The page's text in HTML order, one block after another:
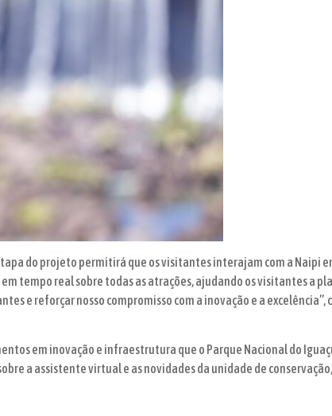
do projeto permitirá que os visitantes interajam com a
tempo real sobre todas as atrações, ajudando os visitantes a
e reforçar nosso compromisso com a inovação e a
em inovação e infraestrutura que o Parque Nacional do
a assistente virtual e as novidades da unidade de